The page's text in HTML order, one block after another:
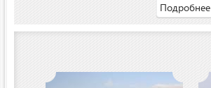
Подробнее